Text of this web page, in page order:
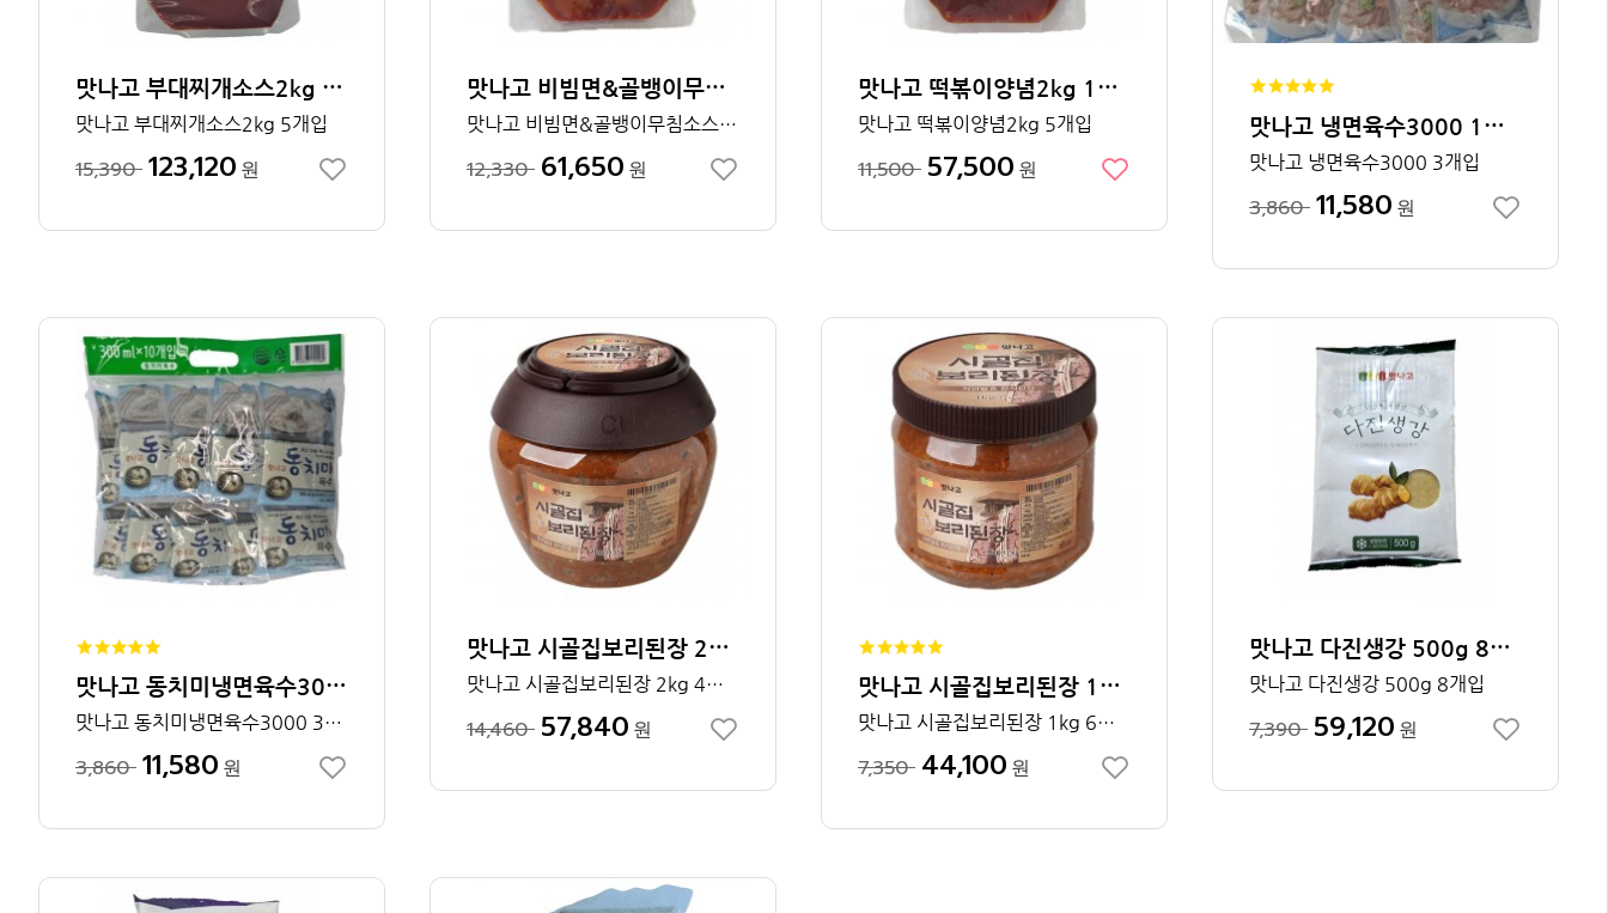
맛나고 부대찌개소스2kg 1박스
맛나고 부대찌개소스2kg 5개입
15,390 123,120 원
맛나고 비빔면&골뱅이무침소스 2kg 1박스
맛나고 비빔면&골뱅이무침소스 2kg 5개입
12,330 61,650 원
맛나고 떡볶이양념2kg 1박스
맛나고 떡볶이양념2kg 5개입
11,500 57,500 원
맛나고 냉면육수3000 1박스
맛나고 냉면육수3000 3개입
3,860 11,580 원
맛나고 동치미냉면육수3000
맛나고 동치미냉면육수3000 3개입
3,860 11,580 원
맛나고 시골집보리된장 2kg 1박스
맛나고 시골집보리된장 2kg 4개입
14,460 57,840 원
맛나고 시골집보리된장 1kg 1박스
맛나고 시골집보리된장 1kg 6개입
7,350 44,100 원
맛나고 다진생강 500g 8개입
맛나고 다진생강 500g 8개입
7,390 59,120 원